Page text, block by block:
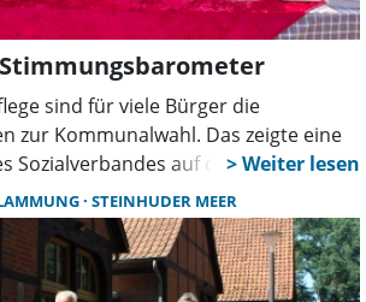
sind für viele Bürger die
zur Kommunalwahl. Das zeigte eine
Sozialverbandes auf dem Wunstorfer
Bällen stimmten Besucher über ihre
ab und suchten das Gespräch mit
STEINHUDER MEER